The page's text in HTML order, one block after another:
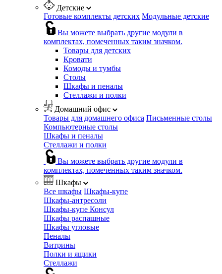
Детские
Готовые комплекты детских Модульные детские
Вы можете выбрать другие модули в
комплектах, помеченных таким значком.
Товары для детских
Кровати
Комоды и тумбы
Столы
Шкафы и пеналы
Стеллажи и полки
Домашний офис
Товары для домашнего офиса Письменные столы
Компьютерные столы
Шкафы и пеналы
Стеллажи и полки
Вы можете выбрать другие модули в
комплектах, помеченных таким значком.
Шкафы
Все шкафы Шкафы-купе
Шкафы-антресоли
Шкафы-купе Консул
Шкафы распашные
Шкафы угловые
Пеналы
Витрины
Полки и ящики
Стеллажи